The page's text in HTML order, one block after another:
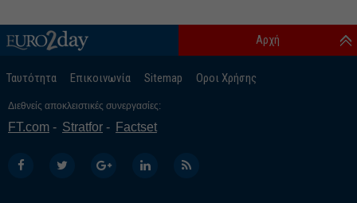
Ταυτότητα Επικοινωνία Sitemap Οροι Χρήσης
Αρχή
Διεθνείς αποκλειστικές συνεργασίες:
FT.com Stratfor Factset